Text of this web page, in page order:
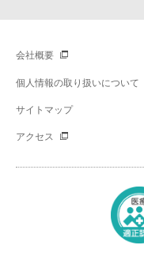
会社概要
個人情報の取り扱いについて
サイトマップ
アクセス